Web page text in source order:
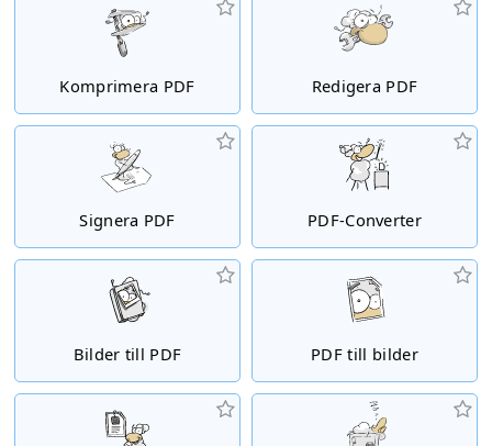
Komprimera PDF Redigera PDF
Signera PDF PDF-Converter
Bilder till PDF PDF till bilder